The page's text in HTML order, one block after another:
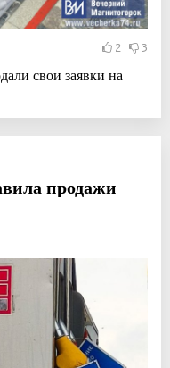
2 3
свои заявки на
продажи